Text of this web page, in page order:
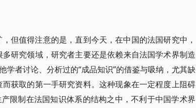
但值得注意的是，直到今天，在中国的法国研究中，
研究领域，研究者主要还是依赖来自法国学术界制造
学者讨论、分析过的“成品知识”的借鉴与吸纳，尤其缺
获取的第一手研究资料。这种现象在一定程度上阻碍
限制在法国知识体系的结构之中，不利于中国学术界